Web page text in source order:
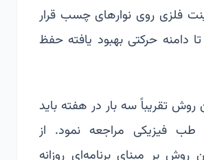
فلزی روی نوارهای چسب قرار
دامنه حرکتی بهبود یافته حفظ
روش تقریباً سه بار در هفته باید
فیزیکی مراجعه نمود. از
روش بر مبنای برنامه‌ای روزانه